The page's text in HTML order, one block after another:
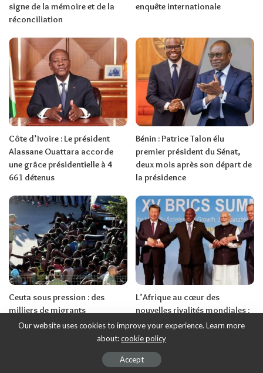
signe de la mémoire et de la
réconciliation
enquête internationale
Côte d’Ivoire : Le président
Alassane Ouattara accorde
une grâce présidentielle à 4
661 détenus
Bénin : Patrice Talon élu
premier président du Sénat,
deux mois après son départ de
la présidence
Ceuta sous pression : des
milliers de migrants
franchissent la frontière entre
L’Afrique au cœur des
nouvelles rivalités mondiales :
une opportunité historique ou
un nouveau risque de
Ndiawar Diop
Our website uses cookies to improve your experience. Learn more
about:cookie policy
Accept